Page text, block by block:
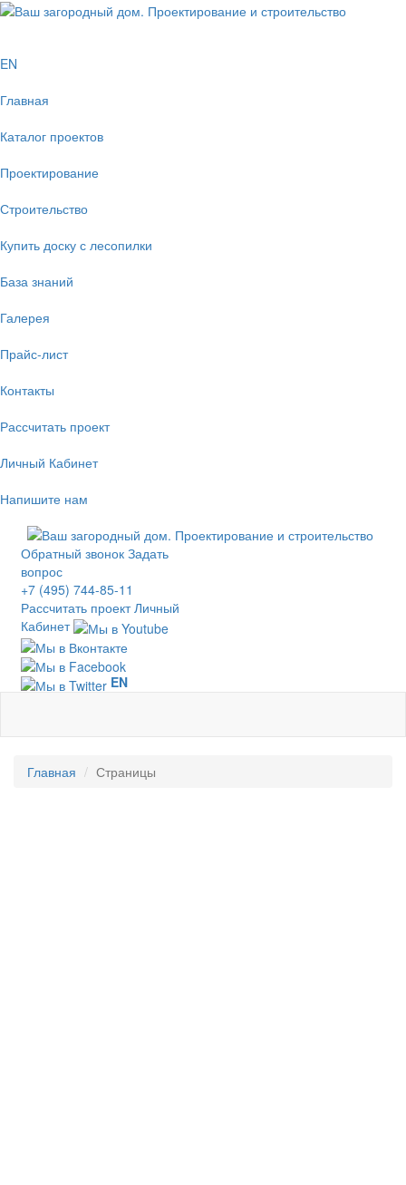
EN
Главная
Каталог проектов
Проектирование
Строительство
Купить доску с лесопилки
База знаний
Галерея
Прайс-лист
Контакты
Рассчитать проект
Личный Кабинет
Напишите нам
Обратный звонок Задать
вопрос
+7 (495) 744-85-11
Рассчитать проект Личный
Кабинет
EN
Главная Страницы